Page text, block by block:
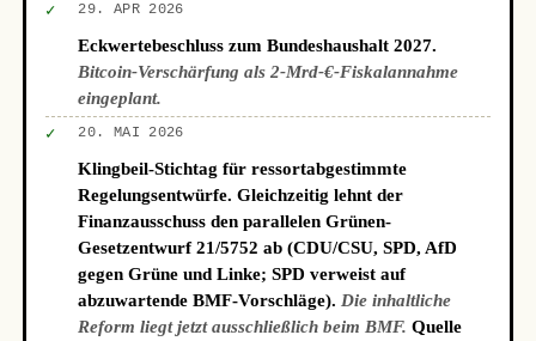
✓ 29. APR 2026
Eckwertebeschluss zum Bundeshaushalt 2027.
Bitcoin-Verschärfung als 2-Mrd-€-Fiskalannahme
eingeplant.
✓ 20. MAI 2026
Klingbeil-Stichtag für ressortabgestimmte
Regelungsentwürfe. Gleichzeitig lehnt der
Finanzausschuss den parallelen Grünen-
Gesetzentwurf 21/5752 ab (CDU/CSU, SPD, AfD
gegen Grüne und Linke; SPD verweist auf
abzuwartende BMF-Vorschläge). Die inhaltliche
Reform liegt jetzt ausschließlich beim BMF. Quelle